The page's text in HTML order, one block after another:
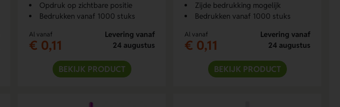
Opdruk op zichtbare positie
Bedrukken vanaf 1000 stuks
Al vanaf
€ 0,11
Levering vanaf
24 augustus
BEKIJK PRODUCT
Zijde bedrukking mogelijk
Bedrukken vanaf 1000 stuks
Al vanaf
€ 0,11
Levering vanaf
24 augustus
BEKIJK PRODUCT